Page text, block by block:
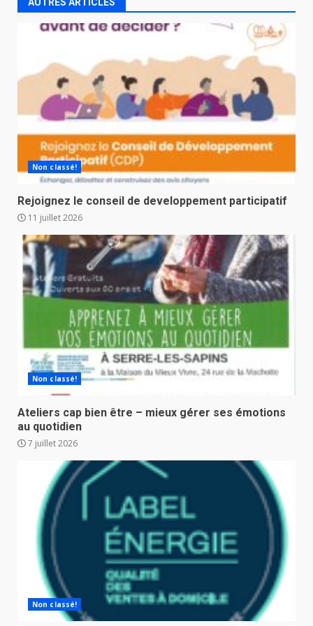
Non classé!
Rejoignez le conseil de developpement participatif
11 juillet 2026
Non classé!
Ateliers cap bien être – mieux gérer ses émotions
au quotidien
7 juillet 2026
Non classé!